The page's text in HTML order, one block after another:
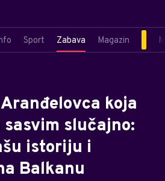
Sport Zabava Magazin
koja
slučajno:
istoriju i
Balkanu